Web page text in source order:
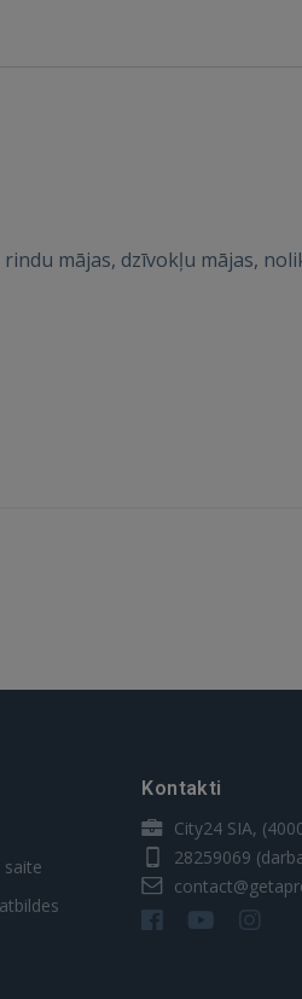
mājas, dzīvokļu mājas,
saite
Kontakti
City24 SIA,
28259069